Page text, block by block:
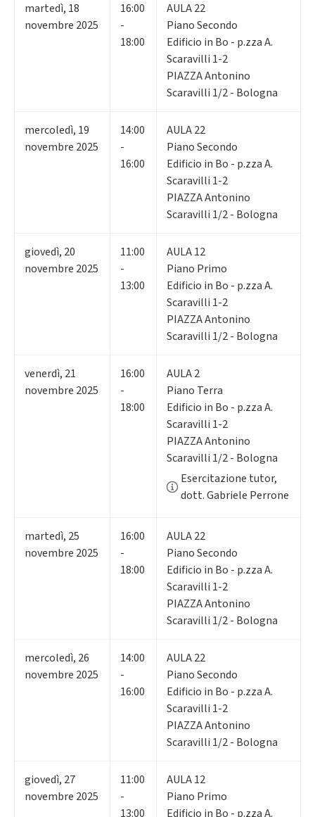
martedì, 18
novembre 2025
16:00
-
18:00
AULA 22
Piano Secondo
Edificio in Bo - p.zza A.
Scaravilli 1-2
PIAZZA Antonino
Scaravilli 1/2 - Bologna
mercoledì, 19
novembre 2025
14:00
-
16:00
AULA 22
Piano Secondo
Edificio in Bo - p.zza A.
Scaravilli 1-2
PIAZZA Antonino
Scaravilli 1/2 - Bologna
giovedì, 20
novembre 2025
11:00
-
13:00
AULA 12
Piano Primo
Edificio in Bo - p.zza A.
Scaravilli 1-2
PIAZZA Antonino
Scaravilli 1/2 - Bologna
venerdì, 21
novembre 2025
16:00
-
18:00
AULA 2
Piano Terra
Edificio in Bo - p.zza A.
Scaravilli 1-2
PIAZZA Antonino
Scaravilli 1/2 - Bologna
Esercitazione tutor,
dott. Gabriele Perrone
martedì, 25
novembre 2025
16:00
-
18:00
AULA 22
Piano Secondo
Edificio in Bo - p.zza A.
Scaravilli 1-2
PIAZZA Antonino
Scaravilli 1/2 - Bologna
mercoledì, 26
novembre 2025
14:00
-
16:00
AULA 22
Piano Secondo
Edificio in Bo - p.zza A.
Scaravilli 1-2
PIAZZA Antonino
Scaravilli 1/2 - Bologna
giovedì, 27
novembre 2025
11:00
-
13:00
AULA 12
Piano Primo
Edificio in Bo - p.zza A.